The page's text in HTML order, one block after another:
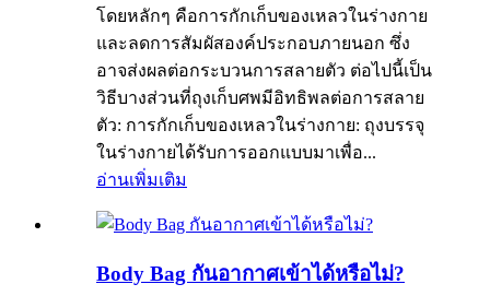
โดยหลักๆ คือการกักเก็บของเหลวในร่างกาย
และลดการสัมผัสองค์ประกอบภายนอก ซึ่ง
อาจส่งผลต่อกระบวนการสลายตัว ต่อไปนี้เป็น
วิธีบางส่วนที่ถุงเก็บศพมีอิทธิพลต่อการสลาย
ตัว: การกักเก็บของเหลวในร่างกาย: ถุงบรรจุ
ในร่างกายได้รับการออกแบบมาเพื่อ...
อ่านเพิ่มเติม
Body Bag กันอากาศเข้าได้หรือไม่?